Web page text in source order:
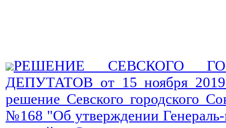
РЕШЕНИЕ СЕВСКОГО
ДЕПУТАТОВ от 15 ноября
решение Севского городского
№168 "Об утверждении Генераль-